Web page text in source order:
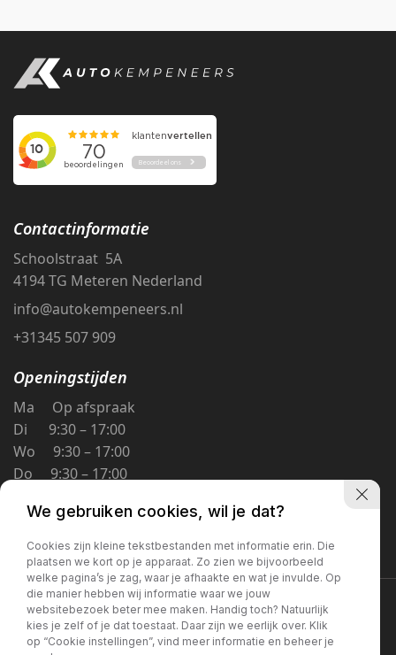
Contactinformatie
Schoolstraat 5A
4194 TG Meteren Nederland
info@autokempeneers.nl
+31345 507 909
Openingstijden
Ma Op afspraak
Di 9:30 – 17:00
Wo 9:30 – 17:00
Do 9:30 – 17:00
Za 9:30 – 16:00
Zo Gesloten
Privacybeleid
We gebruiken cookies, wil je dat?
Cookies zijn kleine tekstbestanden met informatie erin. Die
plaatsen we kort op je apparaat. Zo zien we bijvoorbeeld
welke pagina’s je zag, waar je afhaakte en wat je invulde. Op
die manier hebben wij informatie waar we jouw
websitebezoek beter mee maken. Handig toch? Natuurlijk
kies je zelf of je dat toestaat. Daar zijn we eerlijk over. Klik
op “Cookie instellingen”, vind meer informatie en beheer je